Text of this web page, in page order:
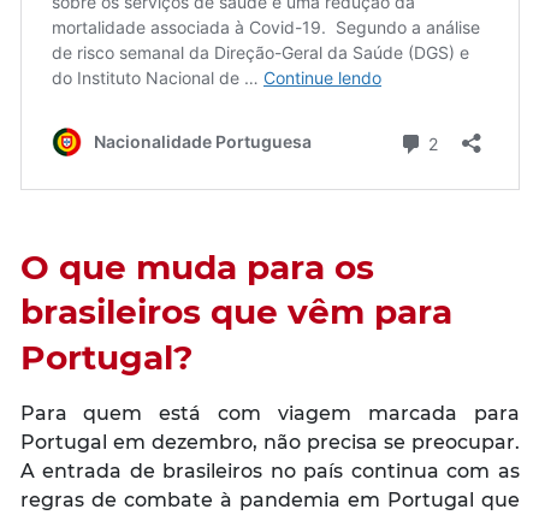
O que muda para os
brasileiros que vêm para
Portugal?
Para quem está com viagem marcada para
Portugal em dezembro, não precisa se preocupar.
A entrada de brasileiros no país continua com as
regras de combate à pandemia em Portugal que